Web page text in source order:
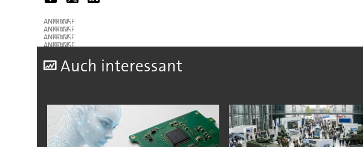
ANZEIGE
ANZEIGE
ANZEIGE
ANZEIGE
Auch interessant